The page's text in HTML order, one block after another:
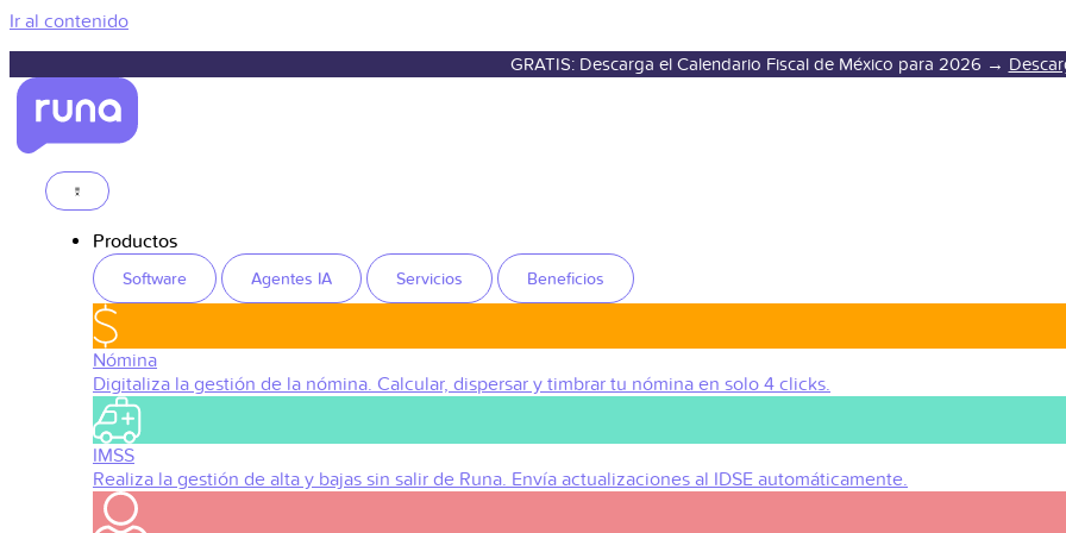
Ir al contenido
GRATIS: Descarga el Calendario Fiscal de México para 2026 →
Productos
Software Agentes IA Servicios Beneficios
Nómina
Digitaliza la gestión de la nómina. Calcular, dispersar y timbrar tu nómina en solo 4 clicks.
IMSS
Realiza la gestión de alta y bajas sin salir de Runa. Envía actualizaciones al IDSE automáticamente.